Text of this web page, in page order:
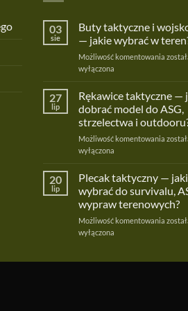
03
sie
Buty taktyczne i
— jakie wybrać w
Możliwość komentowania Buty
—
jakie
wybrać
w
wyłączona
27
lip
Rękawice taktyczne —
dobrać model do ASG,
strzelectwa i
Możliwość komentowania
jak
dobrać
model
do
ASG,
wyłączona
20
lip
Plecak taktyczny — jaki
wybrać do survivalu,
wypraw terenowych?
Możliwość komentowania Plecak
wyłączona